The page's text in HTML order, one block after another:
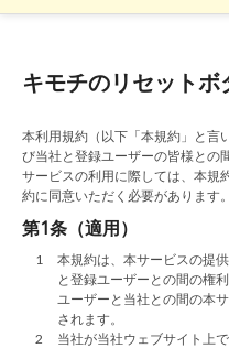
キモチのリセット
本利用規約（以下「本規約」と言
び当社と登録ユーザーの皆様との
サービスの利用に際しては、本規
約に同意いただく必要があります。
第1条（適用）
1
本規約は、本サービスの提
と登録ユーザーとの間の権
ユーザーと当社との間の本
されます。
2
当社が当社ウェブサイト上